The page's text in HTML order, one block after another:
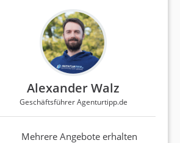
Alexander Walz
Geschäftsführer Agenturtipp.de
Mehrere Angebote erhalten